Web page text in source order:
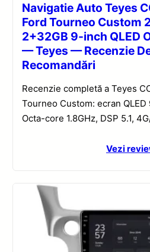
Navigatie Auto Teyes
Ford Tourneo Custom
2+32GB 9-inch QLED
— Teyes — Recenzie
Recomandări
Recenzie completă a Teyes
Tourneo Custom: ecran
Octa-core 1.8GHz, DSP 5.1,
Vezi